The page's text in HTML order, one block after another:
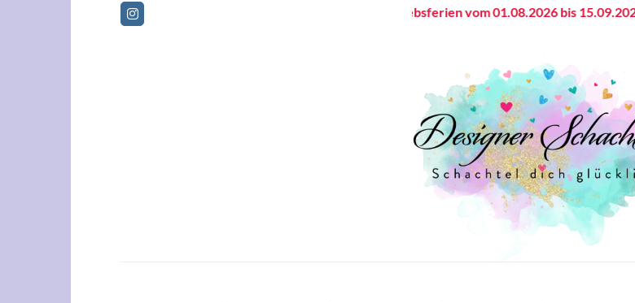
Betriebsferien vom 01.08.2026 bis 15.09.2026.